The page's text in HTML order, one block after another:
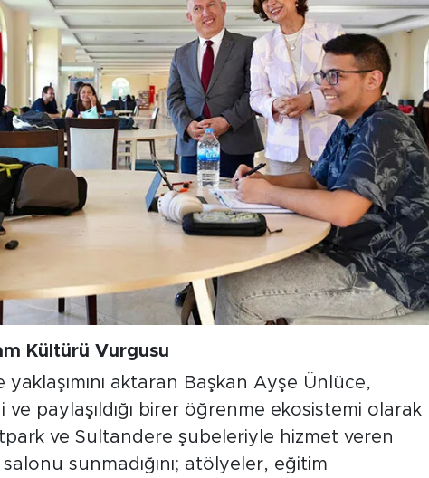
Kültürü Vurgusu
aktaran Başkan Ayşe Ünlüce,
paylaşıldığı birer öğrenme ekosistemi olarak
ve Sultandere şubeleriyle hizmet veren
sunmadığını; atölyeler, eğitim